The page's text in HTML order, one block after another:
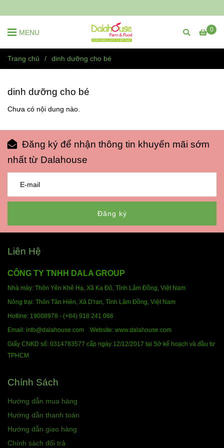
0
MENU
Trang chủ / dinh dưỡng cho bé
dinh dưỡng cho bé
Chưa có nội dung nào.
Đăng ký để nhận thông tin khuyến mãi sớm
nhất từ Dalahouse
Đăng ký
Liên Hệ
CÔNG TY TNHH DALA GROUP
Nhà máy: Thôn Yên Khê Hạ, Xã Ka Đô, Tỉnh Lâm Đồng, Việt Nam
Nông trại: Thôn Tân Hiên, Xã D'ran, Tỉnh Lâm Đồng, Việt Nam
Hotline: 19008978 - (+84) 918 241 066
Email: info@dalahouse.com Website: www.dalahouse.com
Giấy CNKD số: 0314783577 cấp ngày 12/12/2017 tại Sở kế hoạch và đầu tư
TPHCM
Chính Sách
Hướng dẫn mua hàng
Hướng dẫn thanh toán
Hướng dẫn giao hàng
Chính sách đổi trả